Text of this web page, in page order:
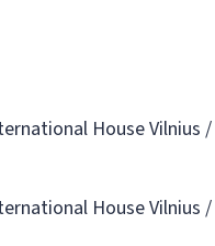
House Vilnius /
House Vilnius /